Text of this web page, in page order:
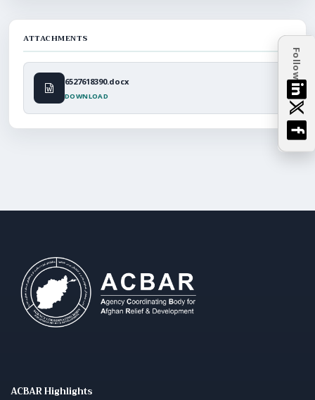
Follow
ATTACHMENTS
6527618390.docx
DOWNLOAD
ACBAR Highlights